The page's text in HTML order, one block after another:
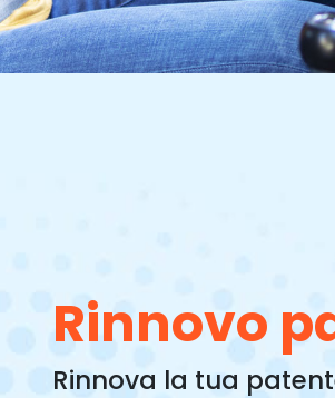
Rinnovo
Rinnova la tua